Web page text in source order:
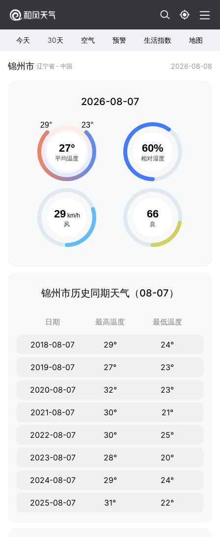
今天 30天 空气 预警 生活指数 地图
锦州市 辽宁省 - 中国 2026-08-08
2026-08-07
锦州市历史同期天气（08-07）
日期 最高温度 最低温度
2018-08-07 29° 24°
2019-08-07 27° 23°
2020-08-07 32° 23°
2021-08-07 30° 21°
2022-08-07 30° 25°
2023-08-07 28° 20°
2024-08-07 29° 24°
2025-08-07 31° 22°